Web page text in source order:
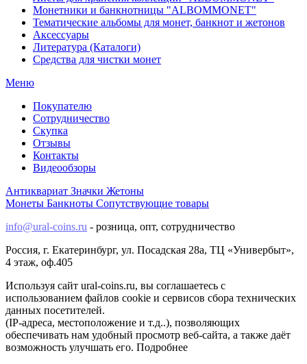
Монетники и банкнотницы "ALBOMMONET"
Тематические альбомы для монет, банкнот и жетонов
Аксессуары
Литература (Каталоги)
Средства для чистки монет
Меню
Покупателю
Сотрудничество
Скупка
Отзывы
Контакты
Видеообзоры
Антиквариат Значки Жетоны
Монеты Банкноты Сопутствующие товары
info@ural-coins.ru - розница, опт, сотрудничество
Россия, г. Екатеринбург, ул. Посадская 28а, ТЦ «Универбыт»,
4 этаж, оф.405
Используя сайт ural-coins.ru, вы соглашаетесь с
использованием файлов cookie и сервисов сбора технических
данных посетителей.
(IP-адресa, местоположение и т.д..), позволяющих
обеспечивать нам удобный просмотр веб-сайта, а также даёт
возможность улучшать его. Подробнее